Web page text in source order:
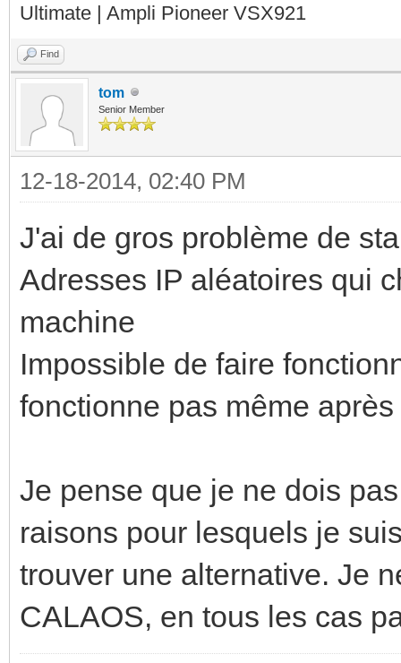
Ultimate | Ampli Pioneer VSX921
Find
tom
Senior Member
12-18-2014, 02:40 PM
J'ai de gros problème de
Adresses IP aléatoires qui
machine
Impossible de faire
fonctionne pas même
Je pense que je ne dois
raisons pour lesquels je
trouver une alternative. Je
CALAOS, en tous les cas